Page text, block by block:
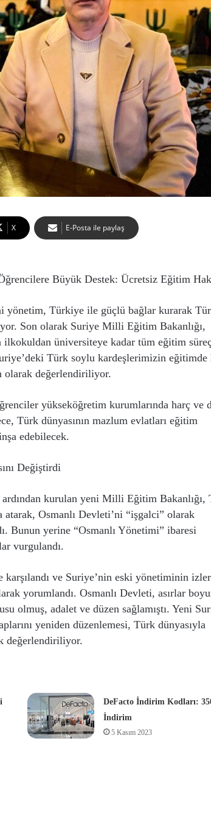
X E-Posta ile paylaş
Büyük Destek: Ücretsiz Eğitim
yönetim, Türkiye ile güçlü bağlar kurarak
Son olarak Suriye Milli Eğitim Bakanlığı,
üniversiteye kadar tüm eğitim
Türk soylu kardeşlerimizin
olarak değerlendiriliyor.
yükseköğretim kurumlarında harç ve
Türk dünyasının mazlum evlatları eğitim
edebilecek.
Değiştirdi
ardından kurulan yeni Milli Eğitim Bakanlığı,
Osmanlı Devleti’ni “işgalci” olarak
Bunun yerine “Osmanlı Yönetimi” ibaresi
vurgulandı.
ve Suriye’nin eski yönetiminin
yorumlandı. Osmanlı Devleti, asırlar
olmuş, adalet ve düzen sağlamıştı. Yeni
yeniden düzenlemesi, Türk dünyasıyla
değerlendiriliyor.
DeFacto İndirim Kodları:
İndirim
5 Kasım 2023